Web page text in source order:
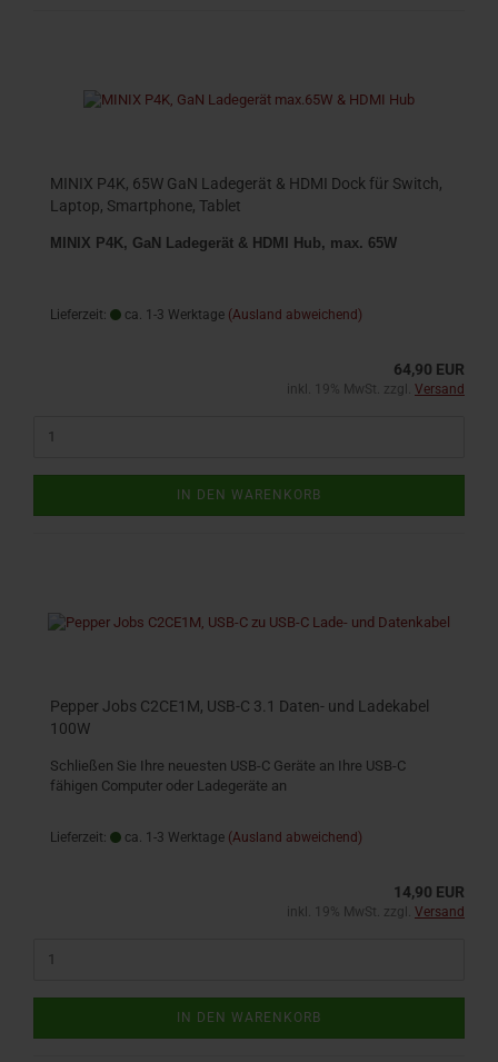
MINIX P4K, 65W GaN Ladegerät & HDMI Dock für Switch,
Laptop, Smartphone, Tablet
MINIX P4K, GaN Ladegerät & HDMI Hub, max. 65W
Lieferzeit: ca. 1-3 Werktage (Ausland abweichend)
64,90 EUR
inkl. 19% MwSt. zzgl. Versand
IN DEN WARENKORB
Pepper Jobs C2CE1M, USB-C 3.1 Daten- und Ladekabel
100W
Schließen Sie Ihre neuesten USB-C Geräte an Ihre USB-C
fähigen Computer oder Ladegeräte an
Lieferzeit: ca. 1-3 Werktage (Ausland abweichend)
14,90 EUR
inkl. 19% MwSt. zzgl. Versand
IN DEN WARENKORB